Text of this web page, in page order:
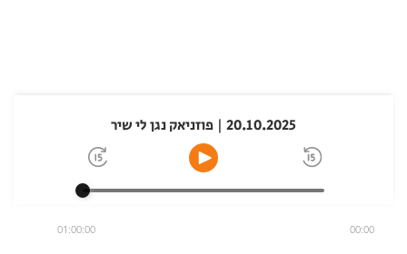
20.10.2025 | פוזניאק נגן לי שיר
00:00
01:00:00